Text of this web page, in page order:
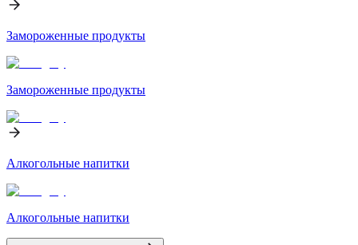
Замороженные продукты
Замороженные продукты
Алкогольные напитки
Алкогольные напитки